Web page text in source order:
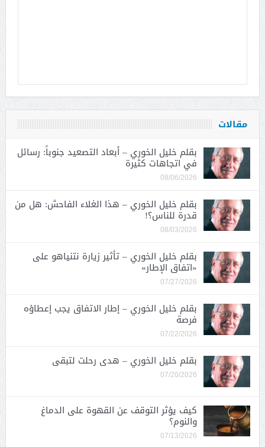
مقالات
بقلم خليل الخوري – أبعاد التصعيد جنوباً: رسائل
في اتجاهات كثيرة
08/06/2026
بقلم خليل الخوري – هذا الغلاء الفاحش: هل من
قدرة للناس؟!
08/03/2026
بقلم خليل الخوري – تأثير زيارة نتنياهو على
«اتفاق الإطار»
07/27/2026
بقلم خليل الخوري – إطار الاتفاق يجب إعطاؤه
فرصة
07/22/2026
بقلم خليل الخوري – هدى رحلت لتبقى
07/20/2026
كيف يؤثر التوقف عن القهوة على الدماغ
والنوم؟
07/13/2026